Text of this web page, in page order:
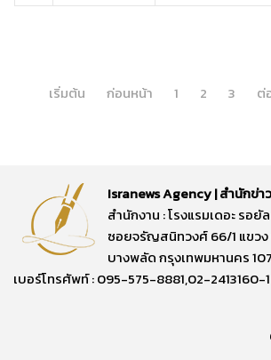
เริ่มต้น ก่อนหน้า 1 2 3 ต่
Isranews Agency | สำนักข่า
สำนักงาน : โรงแรมเดอะ รอยั
ซอยจรัญสนิทวงศ์ 66/1 แขว
บางพลัด กรุงเทพมหานคร
เบอร์โทรศัพท์ : 095-575-8881,02-2413160-1